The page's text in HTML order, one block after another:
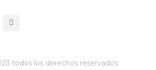
todos los derechos reservados